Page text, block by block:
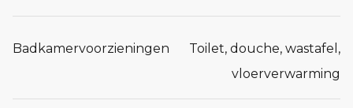
Badkamervoorzieningen
Toilet, douche, wastafel,
vloerverwarming